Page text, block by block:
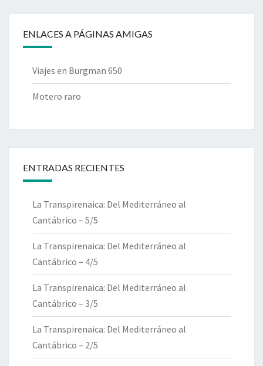
ENLACES A PÁGINAS AMIGAS
Viajes en Burgman 650
Motero raro
ENTRADAS RECIENTES
La Transpirenaica: Del Mediterráneo al
Cantábrico – 5/5
La Transpirenaica: Del Mediterráneo al
Cantábrico – 4/5
La Transpirenaica: Del Mediterráneo al
Cantábrico – 3/5
La Transpirenaica: Del Mediterráneo al
Cantábrico – 2/5